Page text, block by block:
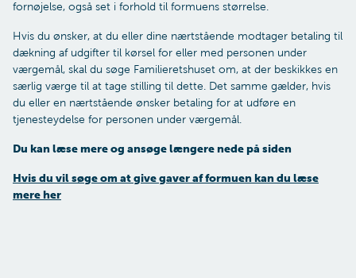
fornøjelse, også set i forhold til formuens størrelse.
Hvis du ønsker, at du eller dine nærtstående modtager betaling til
dækning af udgifter til kørsel for eller med personen under
værgemål, skal du søge Familieretshuset om, at der beskikkes en
særlig værge til at tage stilling til dette. Det samme gælder, hvis
du eller en nærtstående ønsker betaling for at udføre en
tjenesteydelse for personen under værgemål.
Du kan læse mere og ansøge længere nede på siden
Hvis du vil søge om at give gaver af formuen kan du læse
mere her